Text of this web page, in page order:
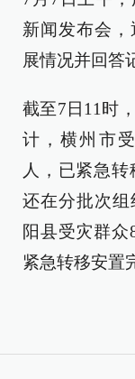
新闻发布会
展情况并回答
截至7日11时
计，横州市
人，已紧急
还在分批次
阳县受灾群众
紧急转移安置